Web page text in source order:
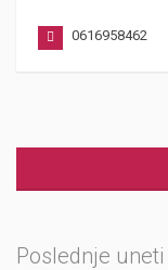
0616958462
Poslednje